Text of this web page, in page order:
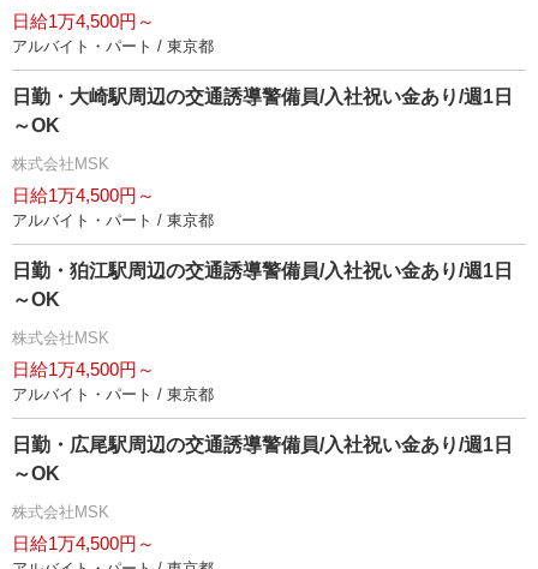
日給1万4,500円～
アルバイト・パート / 東京都
日勤・大崎駅周辺の交通誘導警備員/入社祝い金あり/週1日
～OK
株式会社MSK
日給1万4,500円～
アルバイト・パート / 東京都
日勤・狛江駅周辺の交通誘導警備員/入社祝い金あり/週1日
～OK
株式会社MSK
日給1万4,500円～
アルバイト・パート / 東京都
日勤・広尾駅周辺の交通誘導警備員/入社祝い金あり/週1日
～OK
株式会社MSK
日給1万4,500円～